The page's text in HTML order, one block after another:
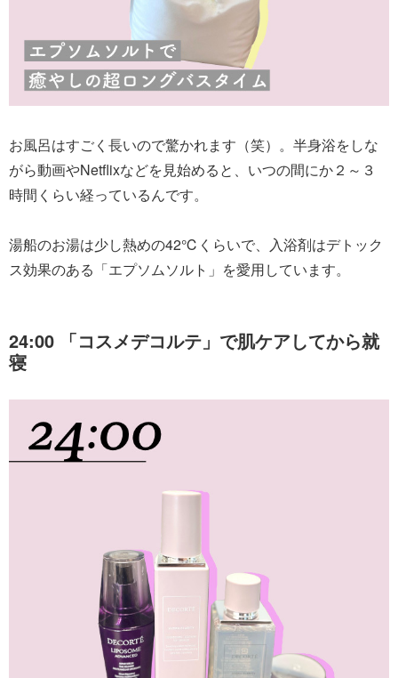
お風呂はすごく長いので驚かれます（笑）。半身浴をしな
がら動画やNetflixなどを見始めると、いつの間にか２～３
時間くらい経っているんです。
湯船のお湯は少し熱めの42℃くらいで、入浴剤はデトック
ス効果のある「エプソムソルト」を愛用しています。
24:00 「コスメデコルテ」で肌ケアしてから就
寝